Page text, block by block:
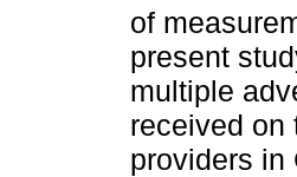
of
present
multiple
received on
providers in